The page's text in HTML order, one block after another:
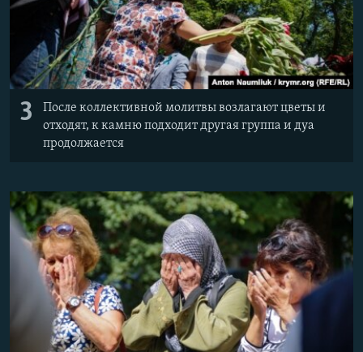
3
После коллективной молитвы возлагают цветы и
отходят, к камню подходит другая группа и дуа
продолжается